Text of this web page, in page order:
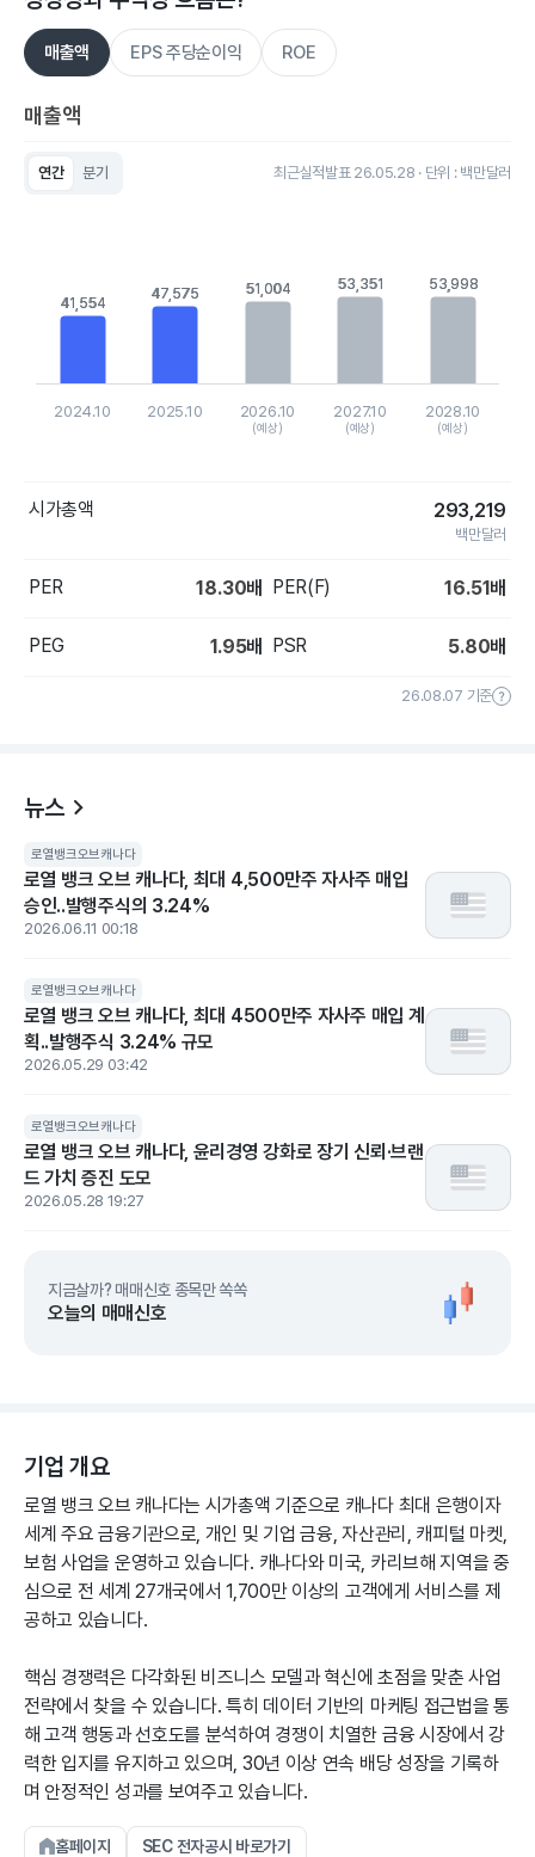
매출액 EPS 주당순이익 ROE
매출액
연간 분기 최근실적발표 26.05.28 · 단위 : 백만달러
The chart has 1 Y axis displaying values. Data ranges from
41,554
41,554
47,575
47,575 51,004
51,004 53,351
53,351 53,998
53,998
2024.10 2025.10 2026.10
(예상)
2027.10
(예상)
2028.10
(예상)
시가총액 293,219
백만달러
PER 18.30배 PER(F) 16.51배
PEG 1.95배 PSR 5.80배
26.08.07 기준
뉴스
로열뱅크오브캐나다
로열 뱅크 오브 캐나다, 최대 4,500만주 자사주 매입
승인..발행주식의 3.24%
2026.06.11 00:18
로열뱅크오브캐나다
로열 뱅크 오브 캐나다, 최대 4500만주 자사주 매입 계
획..발행주식 3.24% 규모
2026.05.29 03:42
로열뱅크오브캐나다
로열 뱅크 오브 캐나다, 윤리경영 강화로 장기 신뢰·브랜
드 가치 증진 도모
2026.05.28 19:27
지금살까? 매매신호 종목만 쏙쏙
오늘의 매매신호
기업 개요
로열 뱅크 오브 캐나다는 시가총액 기준으로 캐나다 최대 은행이자
세계 주요 금융기관으로, 개인 및 기업 금융, 자산관리, 캐피털 마켓,
보험 사업을 운영하고 있습니다. 캐나다와 미국, 카리브해 지역을 중
심으로 전 세계 27개국에서 1,700만 이상의 고객에게 서비스를 제
공하고 있습니다.
핵심 경쟁력은 다각화된 비즈니스 모델과 혁신에 초점을 맞춘 사업
전략에서 찾을 수 있습니다. 특히 데이터 기반의 마케팅 접근법을 통
해 고객 행동과 선호도를 분석하여 경쟁이 치열한 금융 시장에서 강
력한 입지를 유지하고 있으며, 30년 이상 연속 배당 성장을 기록하
며 안정적인 성과를 보여주고 있습니다.
홈페이지 SEC 전자공시 바로가기